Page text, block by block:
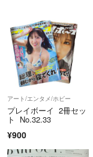
アート/エンタメ/ホビー
プレイボーイ 2冊セッ
ト No.32.33
¥900